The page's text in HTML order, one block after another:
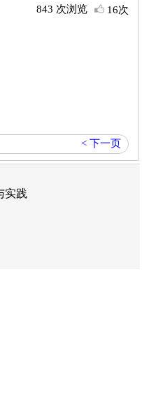
843 次浏览 16次
< 下一页